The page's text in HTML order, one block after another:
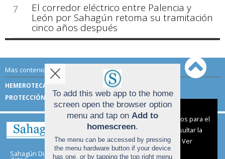
7
El corredor eléctrico entre Palencia y
León por Sahagún retoma su tramitación
cinco años después
Mas contenido de Sahagún Digital:
HEMEROTECA
TÉRMINOS DE USO
PROTECCIÓN DE DATOS
Sahagún Digital | Términos de uso|Protección de
To add this web app to the home
screen open the browser option
menu and tap on Add to
homescreen.
The menu can be accessed by pressing
the menu hardware button if your device
has one, or by tapping the top right menu
Aviso sobre el Uso de cookies:
Utilizamos cookies nuestras y de terceros para el
funcionamiento del digital. Puedes consultar la
lista de cookies y como desconectarlas.
Ver
nuestra Política de Privacidad y Cookies